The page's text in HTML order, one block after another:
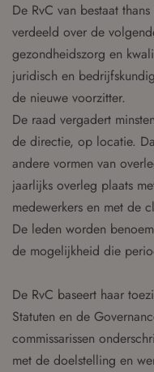
De RvC van bestaat
verdeeld over de
gezondheidszorg en
juridisch en
de nieuwe voorzitter.
De raad vergadert
de directie, op locatie.
andere vormen van
jaarlijks overleg plaats
medewerkers en met de
De leden worden
de mogelijkheid die
De RvC baseert haar
Statuten en de
commissarissen
met de doelstelling en